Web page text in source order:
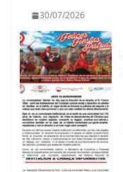
30/07/2026